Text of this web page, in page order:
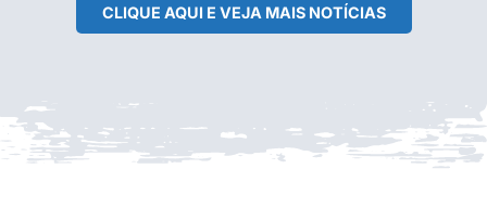
CLIQUE AQUI E VEJA MAIS NOTÍCIAS